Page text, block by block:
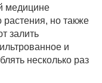
медицине
растения, но также
залить
и
несколько раз